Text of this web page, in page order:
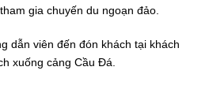
gia chuyến du ngoạn đảo.
dẫn viên đến đón khách tại khách
xuống cảng Cầu Đá.